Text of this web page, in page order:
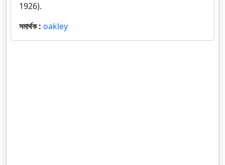
1926).
সমার্থক : oakley